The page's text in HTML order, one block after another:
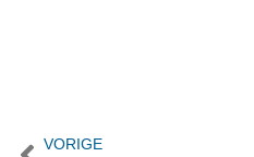
VORIGE